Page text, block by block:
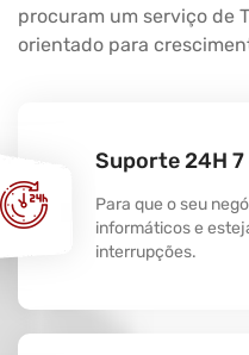
procuram um serviço de
orientado para
Suporte 24H
Para que o seu
informáticos e
interrupções.